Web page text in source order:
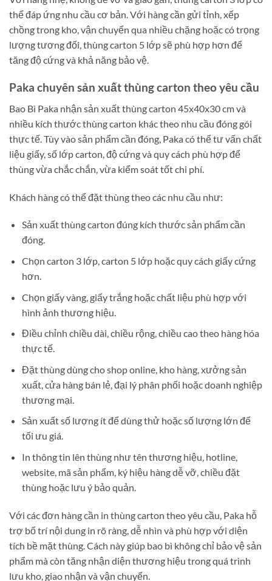
thể đáp ứng nhu cầu cơ bản. Với hàng cần gửi tỉnh, xếp
chồng trong kho, vận chuyển qua nhiều chặng hoặc có trọng
lượng tương đối, thùng carton 5 lớp sẽ phù hợp hơn để
tăng độ cứng và khả năng bảo vệ.
Paka chuyên sản xuất thùng carton theo yêu cầu
Bao Bì Paka nhận sản xuất thùng carton 45x40x30 cm và
nhiều kích thước thùng carton khác theo nhu cầu đóng gói
thực tế. Tùy vào sản phẩm cần đóng, Paka có thể tư vấn chất
liệu giấy, số lớp carton, độ cứng và quy cách phù hợp để
thùng vừa chắc chắn, vừa kiểm soát tốt chi phí.
Khách hàng có thể đặt thùng theo các nhu cầu như:
Sản xuất thùng carton đúng kích thước sản phẩm cần
đóng.
Chọn carton 3 lớp, carton 5 lớp hoặc quy cách giấy cứng
hơn.
Chọn giấy vàng, giấy trắng hoặc chất liệu phù hợp với
hình ảnh thương hiệu.
Điều chỉnh chiều dài, chiều rộng, chiều cao theo hàng hóa
thực tế.
Đặt thùng dùng cho shop online, kho hàng, xưởng sản
xuất, cửa hàng bán lẻ, đại lý phân phối hoặc doanh nghiệp
thương mại.
Sản xuất số lượng ít để dùng thử hoặc số lượng lớn để
tối ưu giá.
In thông tin lên thùng như tên thương hiệu, hotline,
website, mã sản phẩm, ký hiệu hàng dễ vỡ, chiều đặt
thùng hoặc lưu ý bảo quản.
Với các đơn hàng cần in thùng carton theo yêu cầu, Paka hỗ
trợ bố trí nội dung in rõ ràng, dễ nhìn và phù hợp với diện
tích bề mặt thùng. Cách này giúp bao bì không chỉ bảo vệ sản
phẩm mà còn tăng nhận diện thương hiệu trong quá trình
lưu kho, giao nhận và vận chuyển.